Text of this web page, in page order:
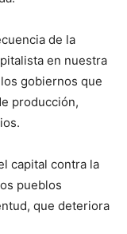
de la
en nuestra
gobiernos que
producción,
capital contra la
pueblos
que deteriora